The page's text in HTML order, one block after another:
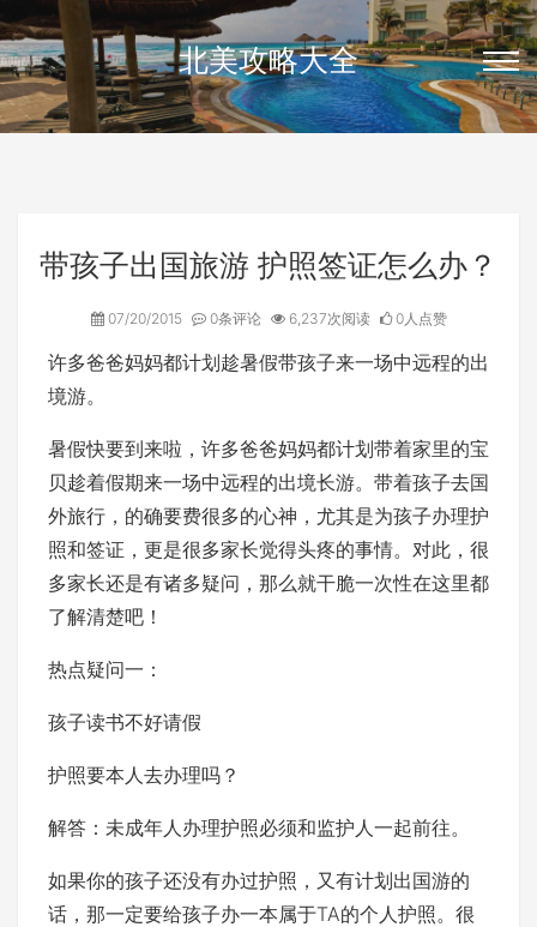
北美攻略大全
带孩子出国旅游 护照签证怎么办？
07/20/2015 0条评论 6,237次阅读 0人点赞
许多爸爸妈妈都计划趁暑假带孩子来一场中远程的出
境游。
暑假快要到来啦，许多爸爸妈妈都计划带着家里的宝
贝趁着假期来一场中远程的出境长游。带着孩子去国
外旅行，的确要费很多的心神，尤其是为孩子办理护
照和签证，更是很多家长觉得头疼的事情。对此，很
多家长还是有诸多疑问，那么就干脆一次性在这里都
了解清楚吧！
热点疑问一：
孩子读书不好请假
护照要本人去办理吗？
解答：未成年人办理护照必须和监护人一起前往。
如果你的孩子还没有办过护照，又有计划出国游的
话，那一定要给孩子办一本属于TA的个人护照。很